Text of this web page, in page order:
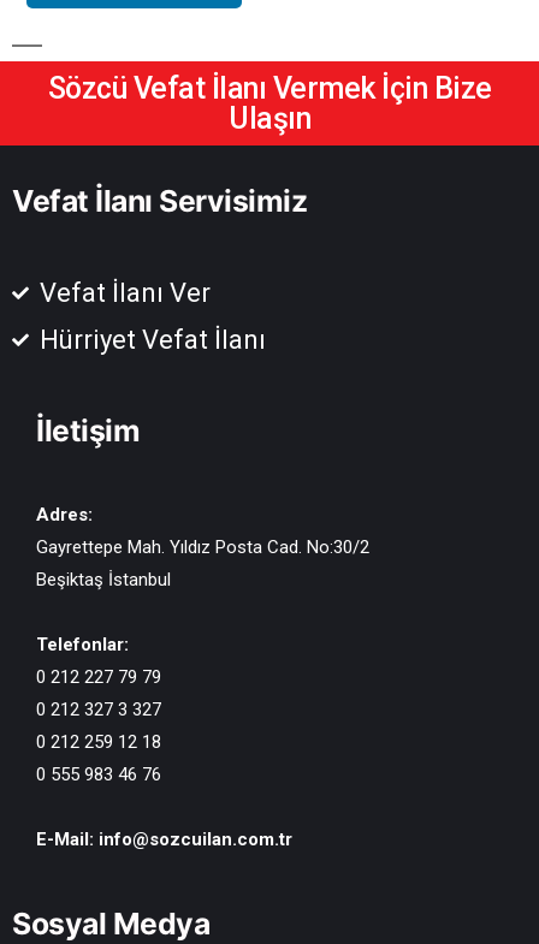
Sözcü Vefat İlanı Vermek İçin Bize
Ulaşın
Vefat İlanı Servisimiz
Vefat İlanı Ver
Hürriyet Vefat İlanı
İletişim
Adres:
Gayrettepe Mah. Yıldız Posta Cad. No:30/2
Beşiktaş İstanbul
Telefonlar:
0 212 227 79 79
0 212 327 3 327
0 212 259 12 18
0 555 983 46 76
E-Mail: info@sozcuilan.com.tr
Sosyal Medya